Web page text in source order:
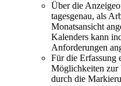
Über die
tagesgenau, als
Monatsansicht
Kalenders kann
Anforderungen
Für die Erfassung
Möglichkeiten zur
durch die